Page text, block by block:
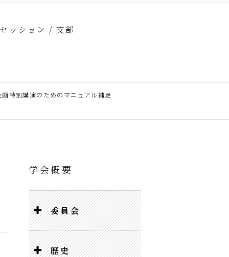
ッション / 支部
特別講演のためのマニュアル補足
学会概要
委員会
歴史